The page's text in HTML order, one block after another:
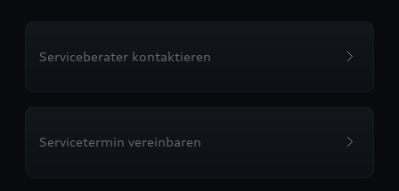
Serviceberater kontaktieren
Servicetermin vereinbaren